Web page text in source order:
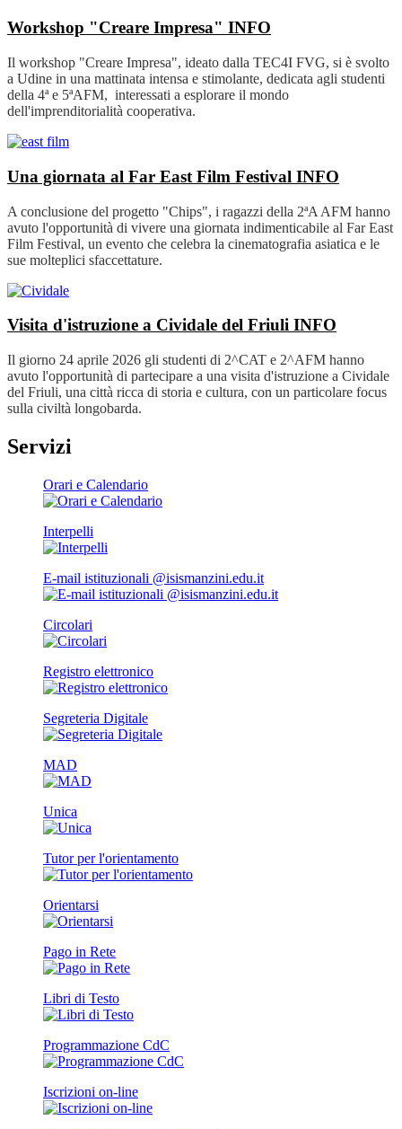
Workshop "Creare Impresa" INFO
Il workshop "Creare Impresa", ideato dalla TEC4I FVG, si è svolto
a Udine in una mattinata intensa e stimolante, dedicata agli studenti
della 4ª e 5ªAFM, interessati a esplorare il mondo
dell'imprenditorialità cooperativa.
Una giornata al Far East Film Festival INFO
A conclusione del progetto "Chips", i ragazzi della 2ªA AFM hanno
avuto l'opportunità di vivere una giornata indimenticabile al Far East
Film Festival, un evento che celebra la cinematografia asiatica e le
sue molteplici sfaccettature.
Visita d'istruzione a Cividale del Friuli INFO
Il giorno 24 aprile 2026 gli studenti di 2^CAT e 2^AFM hanno
avuto l'opportunità di partecipare a una visita d'istruzione a Cividale
del Friuli, una città ricca di storia e cultura, con un particolare focus
sulla civiltà longobarda.
Servizi
Orari e Calendario
Interpelli
E-mail istituzionali @isismanzini.edu.it
Circolari
Registro elettronico
Segreteria Digitale
MAD
Unica
Tutor per l'orientamento
Orientarsi
Pago in Rete
Libri di Testo
Programmazione CdC
Iscrizioni on-line